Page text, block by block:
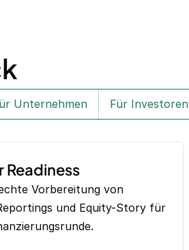
Unternehmen Für Investoren
Readiness
Vorbereitung von
und Equity-Story für